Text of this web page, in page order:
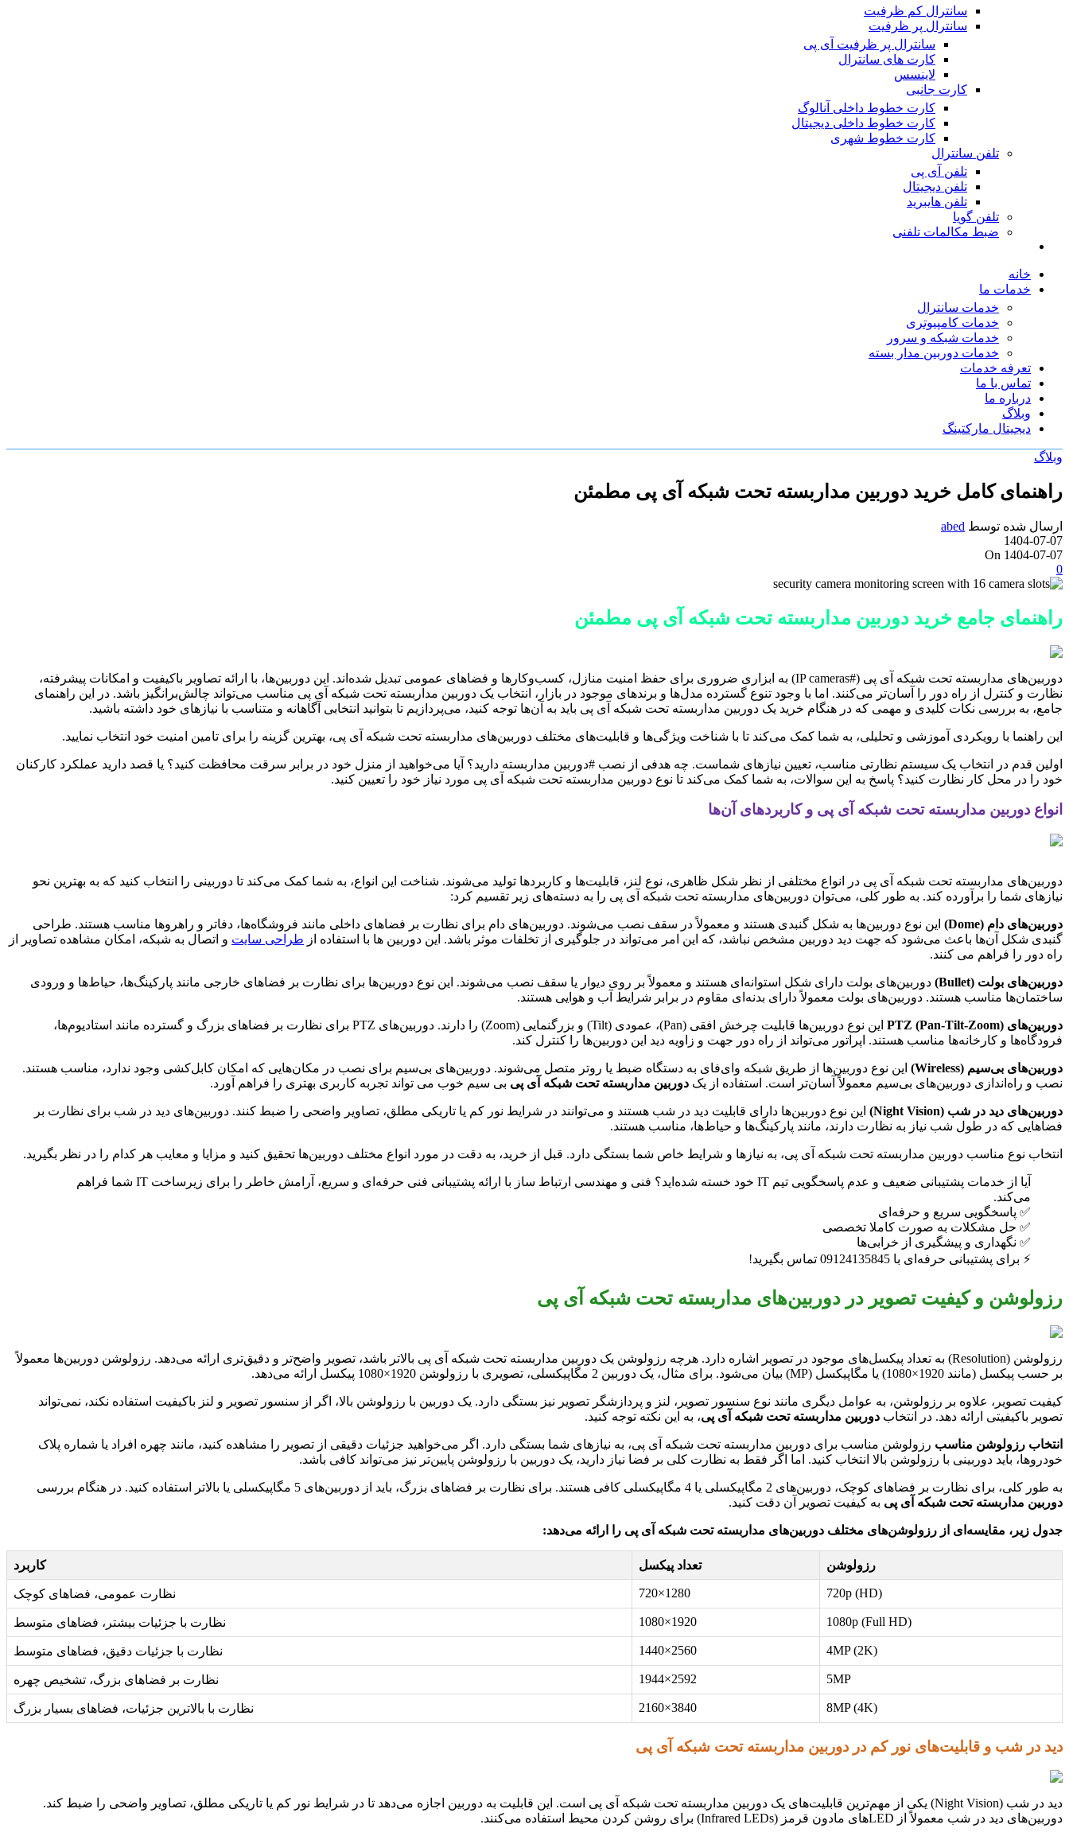
سانترال کم ظرفیت
سانترال پر ظرفیت
سانترال پر ظرفیت آی پی
کارت های سانترال
لاینسس
کارت جانبی
کارت خطوط داخلی آنالوگ
کارت خطوط داخلی دیجیتال
کارت خطوط شهری
تلفن سانترال
تلفن آی پی
تلفن دیجیتال
تلفن هایبرید
تلفن گویا
ضبط مکالمات تلفنی
خانه
خدمات ما
خدمات سانترال
خدمات کامپیوتری
خدمات شبکه و سرور
خدمات دوربین مدار بسته
تعرفه خدمات
تماس با ما
درباره ما
وبلاگ
دیجیتال مارکتینگ
وبلاگ
راهنمای کامل خرید دوربین مداربسته تحت شبکه آی پی مطمئن
ارسال شده توسط abed
1404-07-07
On 1404-07-07
0
راهنمای جامع خرید دوربین مداربسته تحت شبکه آی پی مطمئن
دوربین‌های مداربسته تحت شبکه آی پی (#IP cameras) به ابزاری ضروری برای حفظ امنیت منازل، کسب‌وکارها و فضاهای عمومی تبدیل شده‌اند. این دوربین‌ها، با ارائه تصاویر باکیفیت و امکانات پیشرفته،
نظارت و کنترل از راه دور را آسان‌تر می‌کنند. اما با وجود تنوع گسترده مدل‌ها و برندهای موجود در بازار، انتخاب یک دوربین مداربسته تحت شبکه آی پی مناسب می‌تواند چالش‌برانگیز باشد. در این راهنمای
جامع، به بررسی نکات کلیدی و مهمی که در هنگام خرید یک دوربین مداربسته تحت شبکه آی پی باید به آن‌ها توجه کنید، می‌پردازیم تا بتوانید انتخابی آگاهانه و متناسب با نیازهای خود داشته باشید.
این راهنما با رویکردی آموزشی و تحلیلی، به شما کمک می‌کند تا با شناخت ویژگی‌ها و قابلیت‌های مختلف دوربین‌های مداربسته تحت شبکه آی پی، بهترین گزینه را برای تامین امنیت خود انتخاب نمایید.
اولین قدم در انتخاب یک سیستم نظارتی مناسب، تعیین نیازهای شماست. چه هدفی از نصب #دوربین مداربسته دارید؟ آیا می‌خواهید از منزل خود در برابر سرقت محافظت کنید؟ یا قصد دارید عملکرد کارکنان
خود را در محل کار نظارت کنید؟ پاسخ به این سوالات، به شما کمک می‌کند تا نوع دوربین مداربسته تحت شبکه آی پی مورد نیاز خود را تعیین کنید.
انواع دوربین مداربسته تحت شبکه آی پی و کاربردهای آن‌ها
دوربین‌های مداربسته تحت شبکه آی پی در انواع مختلفی از نظر شکل ظاهری، نوع لنز، قابلیت‌ها و کاربردها تولید می‌شوند. شناخت این انواع، به شما کمک می‌کند تا دوربینی را انتخاب کنید که به بهترین نحو
نیازهای شما را برآورده کند. به طور کلی، می‌توان دوربین‌های مداربسته تحت شبکه آی پی را به دسته‌های زیر تقسیم کرد:
دوربین‌های دام (Dome)
این نوع دوربین‌ها به شکل گنبدی هستند و معمولاً در سقف نصب می‌شوند. دوربین‌های دام برای نظارت بر فضاهای داخلی مانند فروشگاه‌ها، دفاتر و راهروها مناسب هستند. طراحی
گنبدی شکل آن‌ها باعث می‌شود که جهت دید دوربین مشخص نباشد، که این امر می‌تواند در جلوگیری از تخلفات موثر باشد. این دوربین ها با استفاده از طراحی سایت و اتصال به شبکه، امکان مشاهده تصاویر از
راه دور را فراهم می کنند.
دوربین‌های بولت (Bullet)
دوربین‌های بولت دارای شکل استوانه‌ای هستند و معمولاً بر روی دیوار یا سقف نصب می‌شوند. این نوع دوربین‌ها برای نظارت بر فضاهای خارجی مانند پارکینگ‌ها، حیاط‌ها و ورودی
ساختمان‌ها مناسب هستند. دوربین‌های بولت معمولاً دارای بدنه‌ای مقاوم در برابر شرایط آب و هوایی هستند.
دوربین‌های PTZ (Pan-Tilt-Zoom)
این نوع دوربین‌ها قابلیت چرخش افقی (Pan)، عمودی (Tilt) و بزرگنمایی (Zoom) را دارند. دوربین‌های PTZ برای نظارت بر فضاهای بزرگ و گسترده مانند استادیوم‌ها،
فرودگاه‌ها و کارخانه‌ها مناسب هستند. اپراتور می‌تواند از راه دور جهت و زاویه دید این دوربین‌ها را کنترل کند.
دوربین‌های بی‌سیم (Wireless)
این نوع دوربین‌ها از طریق شبکه وای‌فای به دستگاه ضبط یا روتر متصل می‌شوند. دوربین‌های بی‌سیم برای نصب در مکان‌هایی که امکان کابل‌کشی وجود ندارد، مناسب هستند.
نصب و راه‌اندازی دوربین‌های بی‌سیم معمولاً آسان‌تر است. استفاده از یک دوربین مداربسته تحت شبکه آی پی بی سیم خوب می تواند تجربه کاربری بهتری را فراهم آورد.
دوربین‌های دید در شب (Night Vision)
این نوع دوربین‌ها دارای قابلیت دید در شب هستند و می‌توانند در شرایط نور کم یا تاریکی مطلق، تصاویر واضحی را ضبط کنند. دوربین‌های دید در شب برای نظارت بر
فضاهایی که در طول شب نیاز به نظارت دارند، مانند پارکینگ‌ها و حیاط‌ها، مناسب هستند.
انتخاب نوع مناسب دوربین مداربسته تحت شبکه آی پی، به نیازها و شرایط خاص شما بستگی دارد. قبل از خرید، به دقت در مورد انواع مختلف دوربین‌ها تحقیق کنید و مزایا و معایب هر کدام را در نظر بگیرید.
آیا از خدمات پشتیبانی ضعیف و عدم پاسخگویی تیم IT خود خسته شده‌اید؟ فنی و مهندسی ارتباط ساز با ارائه پشتیبانی فنی حرفه‌ای و سریع، آرامش خاطر را برای زیرساخت IT شما فراهم
می‌کند.
✅ پاسخگویی سریع و حرفه‌ای
✅ حل مشکلات به صورت کاملا تخصصی
✅ نگهداری و پیشگیری از خرابی‌ها
⚡ برای پشتیبانی حرفه‌ای با 09124135845 تماس بگیرید!
رزولوشن و کیفیت تصویر در دوربین‌های مداربسته تحت شبکه آی پی
رزولوشن (Resolution) به تعداد پیکسل‌های موجود در تصویر اشاره دارد. هرچه رزولوشن یک دوربین مداربسته تحت شبکه آی پی بالاتر باشد، تصویر واضح‌تر و دقیق‌تری ارائه می‌دهد. رزولوشن دوربین‌ها معمولاً
بر حسب پیکسل (مانند 1920×1080) یا مگاپیکسل (MP) بیان می‌شود. برای مثال، یک دوربین 2 مگاپیکسلی، تصویری با رزولوشن 1920×1080 پیکسل ارائه می‌دهد.
کیفیت تصویر، علاوه بر رزولوشن، به عوامل دیگری مانند نوع سنسور تصویر، لنز و پردازشگر تصویر نیز بستگی دارد. یک دوربین با رزولوشن بالا، اگر از سنسور تصویر و لنز باکیفیت استفاده نکند، نمی‌تواند
تصویر باکیفیتی ارائه دهد. در انتخاب دوربین مداربسته تحت شبکه آی پی، به این نکته توجه کنید.
انتخاب رزولوشن مناسب رزولوشن مناسب برای دوربین مداربسته تحت شبکه آی پی، به نیازهای شما بستگی دارد. اگر می‌خواهید جزئیات دقیقی از تصویر را مشاهده کنید، مانند چهره افراد یا شماره پلاک
خودروها، باید دوربینی با رزولوشن بالا انتخاب کنید. اما اگر فقط به نظارت کلی بر فضا نیاز دارید، یک دوربین با رزولوشن پایین‌تر نیز می‌تواند کافی باشد.
به طور کلی، برای نظارت بر فضاهای کوچک، دوربین‌های 2 مگاپیکسلی یا 4 مگاپیکسلی کافی هستند. برای نظارت بر فضاهای بزرگ، باید از دوربین‌های 5 مگاپیکسلی یا بالاتر استفاده کنید. در هنگام بررسی
دوربین مداربسته تحت شبکه آی پی به کیفیت تصویر آن دقت کنید.
جدول زیر، مقایسه‌ای از رزولوشن‌های مختلف دوربین‌های مداربسته تحت شبکه آی پی را ارائه می‌دهد:
رزولوشن تعداد پیکسل کاربرد
720p (HD)
1280×720 نظارت عمومی، فضاهای کوچک
1080p (Full HD)
1920×1080 نظارت با جزئیات بیشتر، فضاهای متوسط
4MP (2K)
2560×1440 نظارت با جزئیات دقیق، فضاهای متوسط
5MP
2592×1944 نظارت بر فضاهای بزرگ، تشخیص چهره
8MP (4K)
3840×2160 نظارت با بالاترین جزئیات، فضاهای بسیار بزرگ
دید در شب و قابلیت‌های نور کم در دوربین مداربسته تحت شبکه آی پی
دید در شب (Night Vision) یکی از مهم‌ترین قابلیت‌های یک دوربین مداربسته تحت شبکه آی پی است. این قابلیت به دوربین اجازه می‌دهد تا در شرایط نور کم یا تاریکی مطلق، تصاویر واضحی را ضبط کند.
دوربین‌های دید در شب معمولاً از LEDهای مادون قرمز (Infrared LEDs) برای روشن کردن محیط استفاده می‌کنند.